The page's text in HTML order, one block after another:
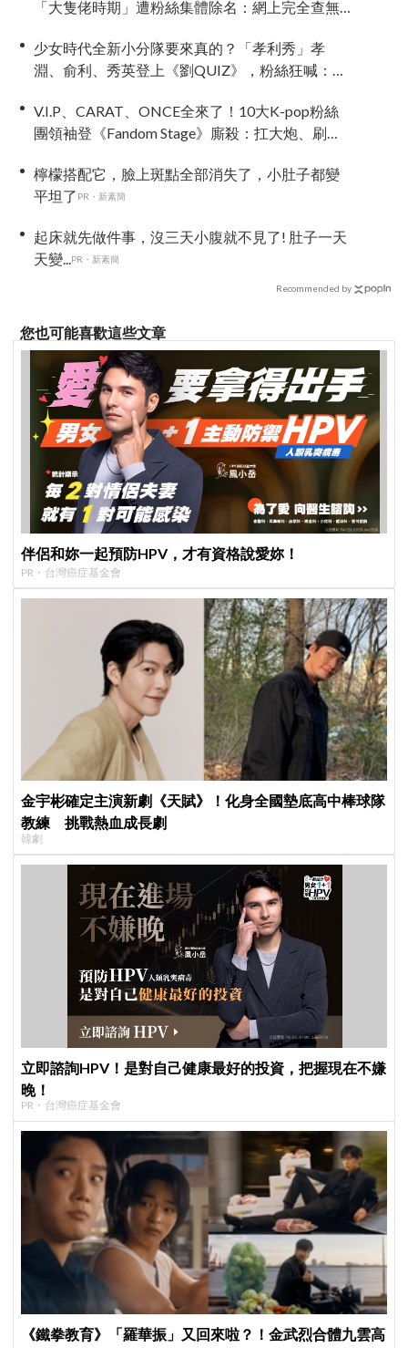
「大隻佬時期」遭粉絲集體除名：網上完全查無
少女時代全新小分隊要來真的？「孝利秀」孝
淵、俞利、秀英登上《劉QUIZ》，粉絲狂喊：不
V.I.P、CARAT、ONCE全來了！10大K-pop粉絲
團領袖登《Fandom Stage》廝殺：扛大炮、刷音
檸檬搭配它，臉上斑點全部消失了，小肚子都變
平坦了 PR・新素簡
起床就先做件事，沒三天小腹就不見了! 肚子一天
天變...PR・新素簡
Recommended by
您也可能喜歡這些文章
伴侶和妳一起預防HPV，才有資格說愛妳！
PR・台灣癌症基金會
金宇彬確定主演新劇《天賦》！化身全國墊底高中棒球隊
教練 挑戰熱血成長劇
韓劇
立即諮詢HPV！是對自己健康最好的投資，把握現在不嫌
晚！
PR・台灣癌症基金會
《鐵拳教育》「羅華振」又回來啦？！金武烈合體九雲高